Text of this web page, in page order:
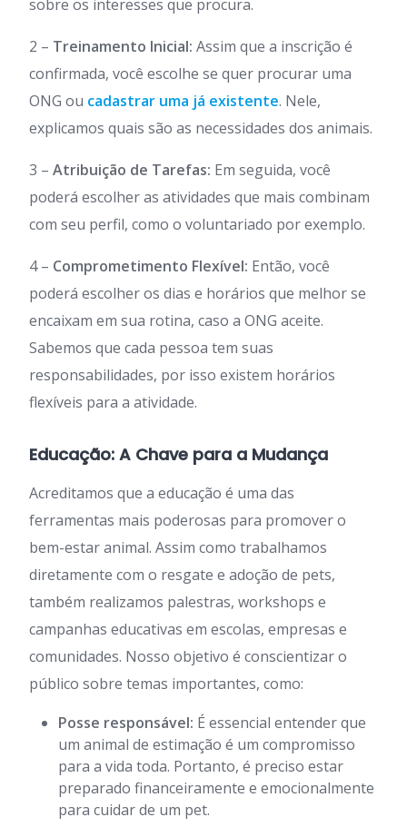
sobre os interesses que procura.
2 – Treinamento Inicial: Assim que a inscrição é
confirmada, você escolhe se quer procurar uma
ONG ou cadastrar uma já existente. Nele,
explicamos quais são as necessidades dos animais.
3 – Atribuição de Tarefas: Em seguida, você
poderá escolher as atividades que mais combinam
com seu perfil, como o voluntariado por exemplo.
4 – Comprometimento Flexível: Então, você
poderá escolher os dias e horários que melhor se
encaixam em sua rotina, caso a ONG aceite.
Sabemos que cada pessoa tem suas
responsabilidades, por isso existem horários
flexíveis para a atividade.
Educação: A Chave para a Mudança
Acreditamos que a educação é uma das
ferramentas mais poderosas para promover o
bem-estar animal. Assim como trabalhamos
diretamente com o resgate e adoção de pets,
também realizamos palestras, workshops e
campanhas educativas em escolas, empresas e
comunidades. Nosso objetivo é conscientizar o
público sobre temas importantes, como:
Posse responsável: É essencial entender que
um animal de estimação é um compromisso
para a vida toda. Portanto, é preciso estar
preparado financeiramente e emocionalmente
para cuidar de um pet.